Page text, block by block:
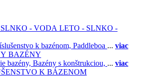
LETO - SLNKO -
k bazénom, Paddleboa ... viac
BAZÉNY
bazény, Bazény s konštrukciou, ... viac